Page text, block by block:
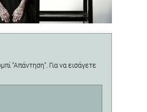
"Απάντηση". Για να εισάγετε